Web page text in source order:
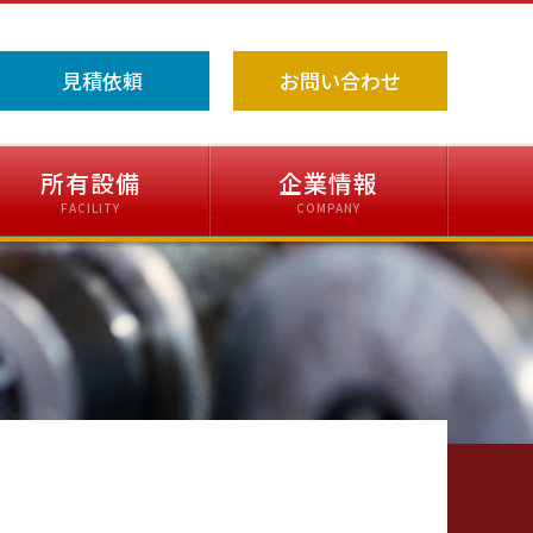
見積依頼 お問い合わせ
所有設備
FACILITY
企業情報
COMPANY